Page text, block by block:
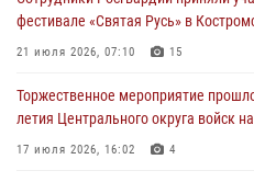
Более пятидесяти поступивших
росгвардейцы за прошедшую неделю
«Росгвардия. Вехи истории»:
правопорядка за пределами СССР
фестивале «Святая Русь» в
21 июля 2026, 07:10 15
Торжественное мероприятие
летия Центрального округа войск
17 июля 2026, 16:02 4